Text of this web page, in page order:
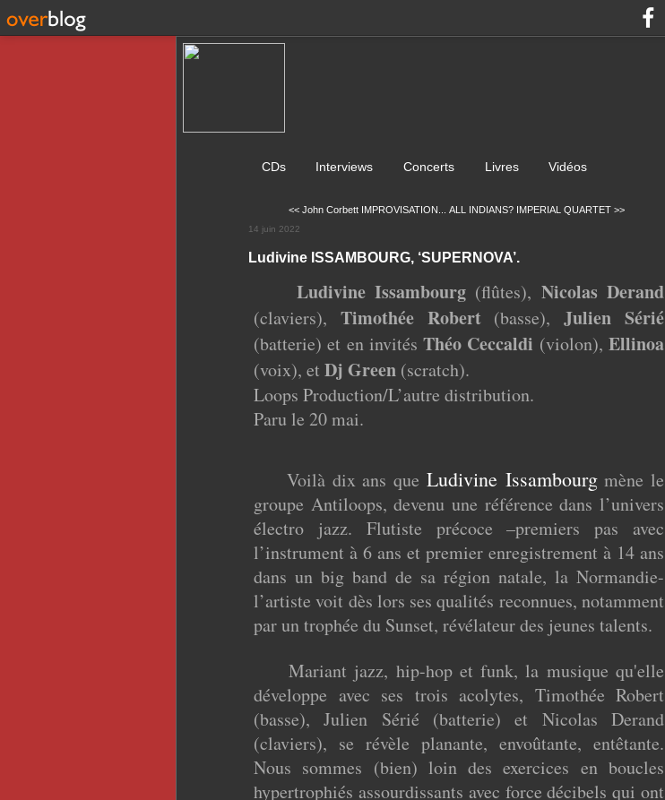
CDs Interviews Concerts Livres Vidéos
<< John Corbett IMPROVISATION... ALL INDIANS? IMPERIAL QUARTET >>
14 juin 2022
Ludivine ISSAMBOURG, ‘SUPERNOVA’.
Ludivine Issambourg(flûtes), Nicolas Derand
(claviers), Timothée Robert(basse),Julien Sérié
(batterie) et en invitésThéo Ceccaldi (violon),Ellinoa
(voix), etDj Green (scratch).
Loops Production/L’autre distribution.
Paru le 20 mai.
Voilà dix ans que Ludivine Issambourgmène le
groupe Antiloops, devenu une référence dans l’univers
électro jazz. Flutiste précoce –premiers pas avec
l’instrument à 6 ans et premier enregistrement à 14 ans
dans un big band de sa région natale, la Normandie-
l’artiste voit dès lors ses qualités reconnues, notamment
par un trophée du Sunset, révélateur des jeunes talents.
Mariant jazz, hip-hop et funk, la musique qu'elle
développe avec ses trois acolytes, Timothée Robert
(basse), Julien Sérié (batterie) et Nicolas Derand
(claviers), se révèle planante, envoûtante, entêtante.
Nous sommes (bien) loin des exercices en boucles
hypertrophiés assourdissants avec force décibels qui ont